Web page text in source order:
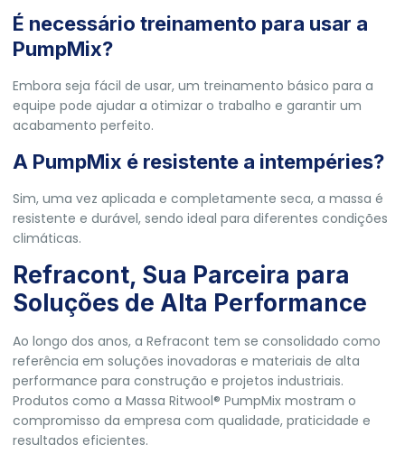
É necessário treinamento para usar a
PumpMix?
Embora seja fácil de usar, um treinamento básico para a
equipe pode ajudar a otimizar o trabalho e garantir um
acabamento perfeito.
A PumpMix é resistente a intempéries?
Sim, uma vez aplicada e completamente seca, a massa é
resistente e durável, sendo ideal para diferentes condições
climáticas.
Refracont, Sua Parceira para
Soluções de Alta Performance
Ao longo dos anos, a Refracont tem se consolidado como
referência em soluções inovadoras e materiais de alta
performance para construção e projetos industriais.
Produtos como a Massa Ritwool® PumpMix mostram o
compromisso da empresa com qualidade, praticidade e
resultados eficientes.